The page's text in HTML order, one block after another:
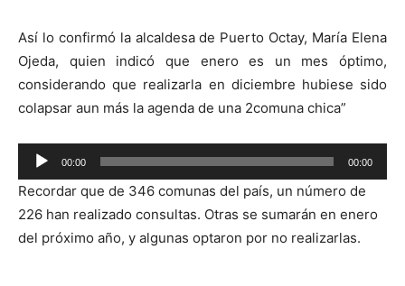
Así lo confirmó la alcaldesa de Puerto Octay, María Elena
Ojeda, quien indicó que enero es un mes óptimo,
considerando que realizarla en diciembre hubiese sido
colapsar aun más la agenda de una 2comuna chica”
Reproductor
de
audio
00:00 00:00
Recordar que de 346 comunas del país, un número de
226 han realizado consultas. Otras se sumarán en enero
del próximo año, y algunas optaron por no realizarlas.